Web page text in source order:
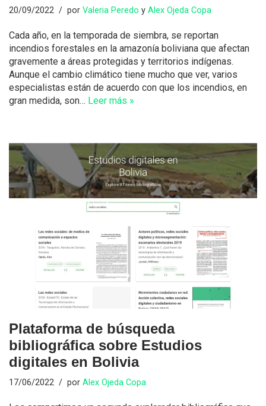
20/09/2022 por Valeria Peredo y Alex Ojeda Copa
Cada año, en la temporada de siembra, se reportan
incendios forestales en la amazonía boliviana que afectan
gravemente a áreas protegidas y territorios indígenas.
Aunque el cambio climático tiene mucho que ver, varios
especialistas están de acuerdo con que los incendios, en
gran medida, son… Leer más »
Plataforma de búsqueda
bibliográfica sobre Estudios
digitales en Bolivia
17/06/2022 por Alex Ojeda Copa